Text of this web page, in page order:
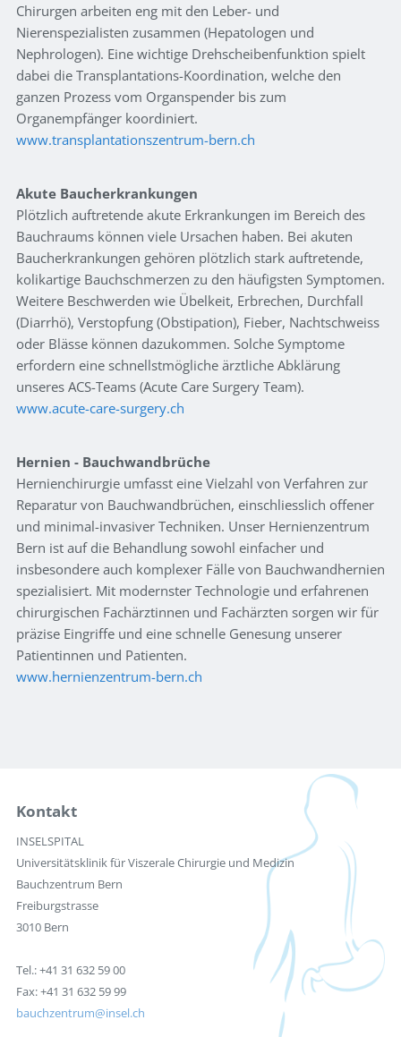
Chirurgen arbeiten eng mit den Leber- und
Nierenspezialisten zusammen (Hepatologen und
Nephrologen). Eine wichtige Drehscheibenfunktion spielt
dabei die Transplantations-Koordination, welche den
ganzen Prozess vom Organspender bis zum
Organempfänger koordiniert.
www.transplantationszentrum-bern.ch
Akute Baucherkrankungen
Plötzlich auftretende akute Erkrankungen im Bereich des
Bauchraums können viele Ursachen haben. Bei akuten
Baucherkrankungen gehören plötzlich stark auftretende,
kolikartige Bauchschmerzen zu den häufigsten Symptomen.
Weitere Beschwerden wie Übelkeit, Erbrechen, Durchfall
(Diarrhö), Verstopfung (Obstipation), Fieber, Nachtschweiss
oder Blässe können dazukommen. Solche Symptome
erfordern eine schnellstmögliche ärztliche Abklärung
unseres ACS-Teams (Acute Care Surgery Team).
www.acute-care-surgery.ch
Hernien - Bauchwandbrüche
Hernienchirurgie umfasst eine Vielzahl von Verfahren zur
Reparatur von Bauchwandbrüchen, einschliesslich offener
und minimal-invasiver Techniken. Unser Hernienzentrum
Bern ist auf die Behandlung sowohl einfacher und
insbesondere auch komplexer Fälle von Bauchwandhernien
spezialisiert. Mit modernster Technologie und erfahrenen
chirurgischen Fachärztinnen und Fachärzten sorgen wir für
präzise Eingriffe und eine schnelle Genesung unserer
Patientinnen und Patienten.
www.hernienzentrum-bern.ch
Kontakt
INSELSPITAL
Universitätsklinik für Viszerale Chirurgie und Medizin
Bauchzentrum Bern
Freiburgstrasse
3010 Bern
Tel.: +41 31 632 59 00
Fax: +41 31 632 59 99
bauchzentrum
insel.ch